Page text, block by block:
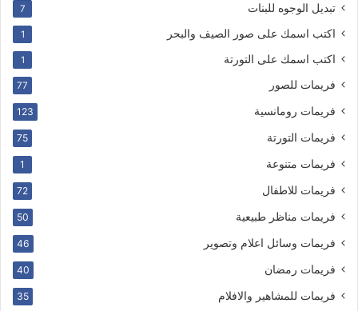
تبديل الوجوه للبنات 7
اكتب اسمك على صور الصيف والبحر 1
اكتب اسمك على التورتة 1
فريمات للصور 77
فريمات رومانسية 123
فريمات التورتة 75
فريمات متنوعة 1
فريمات للاطفال 72
فريمات مناظر طبيعية 50
فريمات وسائل اعلام وتصوير 46
فريمات رمضان 40
فريمات للمشاهير والافلام 35